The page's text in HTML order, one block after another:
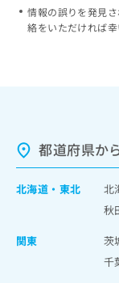
情報の誤りを発見
絡をいただければ幸
都道府県か
北海道 ・ 東北 北
秋
関東
茨
千